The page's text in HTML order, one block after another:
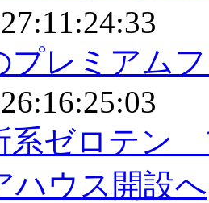
プレミアム
系ゼロテン
ハウス開設へ